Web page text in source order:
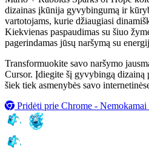
dizainas įkūnija gyvybingumą ir
vartotojams, kurie džiaugiasi
Kiekvienas paspaudimas su šiuo
pagerindamas jūsų naršymą su
Transformuokite savo naršymo
Cursor. Įdiegite šį gyvybingą dizainą
šiek tiek asmenybės savo
Pridėti prie Chrome - Nemokamai